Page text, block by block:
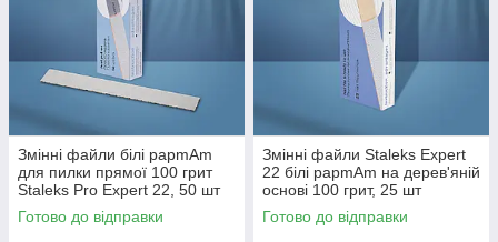
Змінні файли білі papmAm
для пилки прямої 100 грит
Staleks Pro Expert 22, 50 шт
Готово до відправки
Змінні файли Staleks Expert
22 білі papmAm на дерев'яній
основі 100 грит, 25 шт
Готово до відправки